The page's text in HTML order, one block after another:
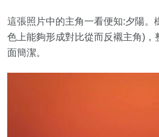
這張照片中的主角一看便知:夕陽。
色上能夠形成對比從而反襯主角)，
面簡潔。